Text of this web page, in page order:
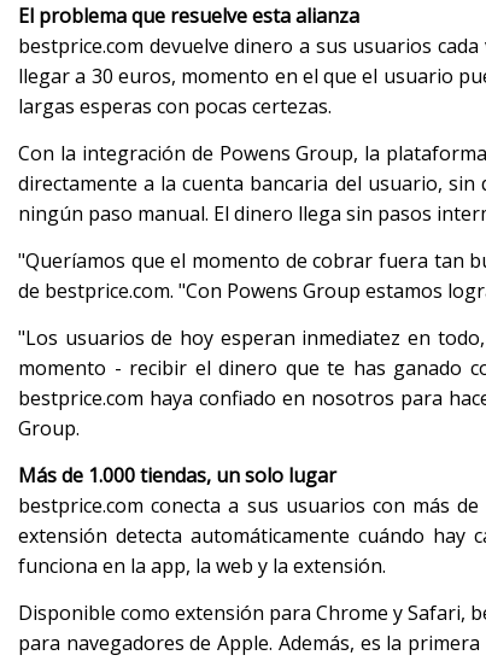
El problema que resuelve esta alianza
bestprice.com devuelve dinero a sus usuarios
llegar a 30 euros, momento en el que el usuario
largas esperas con pocas certezas.
Con la integración de Powens Group, la
directamente a la cuenta bancaria del usuario,
ningún paso manual. El dinero llega sin pasos
"Queríamos que el momento de cobrar fuera tan
de bestprice.com. "Con Powens Group estamos
"Los usuarios de hoy esperan inmediatez en
momento - recibir el dinero que te has ganado
bestprice.com haya confiado en nosotros para
Group.
Más de 1.000 tiendas, un solo lugar
bestprice.com conecta a sus usuarios con más
extensión detecta automáticamente cuándo hay
funciona en la app, la web y la extensión.
Disponible como extensión para Chrome y Safari,
para navegadores de Apple. Además, es la